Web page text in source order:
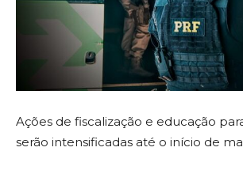
Ações de fiscalização e educação
serão intensificadas até o início de